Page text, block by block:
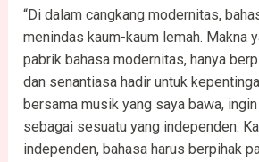
“Di dalam cangkang modernitas,
menindas kaum-kaum lemah. Makna
pabrik bahasa modernitas, hanya
dan senantiasa hadir untuk
bersama musik yang saya bawa,
sebagai sesuatu yang independen.
independen, bahasa harus berpihak